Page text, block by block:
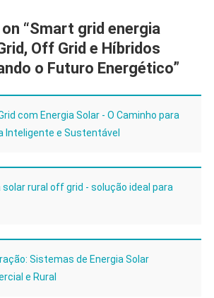
“Smart grid energia
Off Grid e Híbridos
o Futuro Energético”
com Energia Solar - O Caminho para
Inteligente e Sustentável
solar rural off grid - solução ideal para
Sistemas de Energia Solar
e Rural